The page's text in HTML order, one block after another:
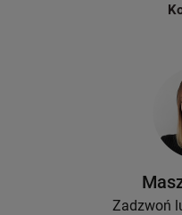
m / do drukarek Brother P-
Zadzwoń